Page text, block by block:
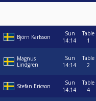
Björn Karlsson
Sun
14:14
Table
1
Magnus
Lindgren
Sun
14:14
Table
2
Stefan Ericson
Sun
14:14
Table
4